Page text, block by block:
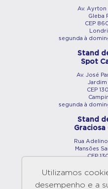
Utilizamos
desempenho e a
Av. Ayrton
Gleba
CEP
segunda à
Stand
Spot
Av. José
Jardim
CEP
segunda à
Stand
Graciosa
Rua
Mansões
CEP
segunda à